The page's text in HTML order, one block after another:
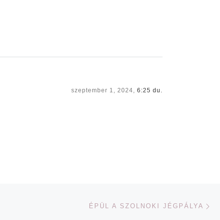
szeptember 1, 2024, 6:25 du.
ÉPÜL A SZOLNOKI JÉGPÁLYA